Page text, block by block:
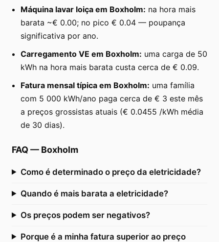
Máquina lavar loiça em Boxholm: na hora mais
barata ~€ 0.00; no pico € 0.04 — poupança
significativa por ano.
Carregamento VE em Boxholm: uma carga de 50
kWh na hora mais barata custa cerca de € 0.09.
Fatura mensal típica em Boxholm: uma família
com 5 000 kWh/ano paga cerca de € 3 este mês
a preços grossistas atuais (€ 0.0455 /kWh média
de 30 dias).
FAQ — Boxholm
Como é determinado o preço da eletricidade?
Quando é mais barata a eletricidade?
Os preços podem ser negativos?
Porque é a minha fatura superior ao preço